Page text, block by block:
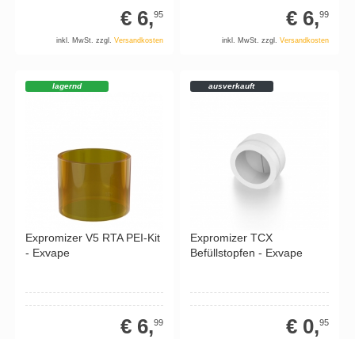
€ 6,95
inkl. MwSt. zzgl.Versandkosten
€ 6,99
inkl. MwSt. zzgl. Versandkosten
lagernd
Expromizer V5 RTA PEI-Kit
- Exvape
€ 6,99
ausverkauft
Expromizer TCX
Befüllstopfen - Exvape
€ 0,95